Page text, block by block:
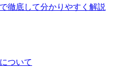
徹底して分かりやすく解説
ついて